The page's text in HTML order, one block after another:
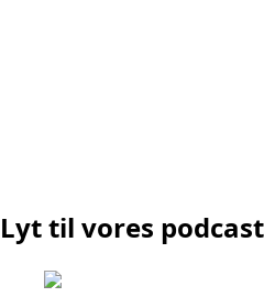
Lyt til vores podcast